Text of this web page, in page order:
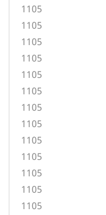
1105
1105
1105
1105
1105
1105
1105
1105
1105
1105
1105
1105
1105